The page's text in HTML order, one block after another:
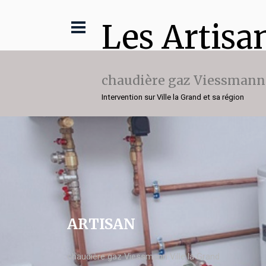
Les
chaudière gaz Viessmann
Intervention sur Ville la Grand et sa région
ARTISAN
chaudière gaz Viessmann Ville la Grand